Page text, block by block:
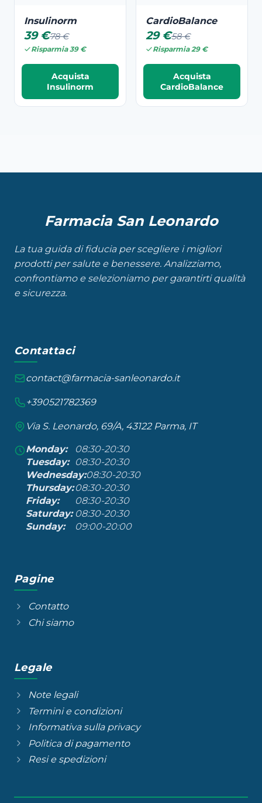
Insulinorm
39 €78 €
Risparmia 39 €
Acquista
Insulinorm
CardioBalance
29 €58 €
Risparmia 29 €
Acquista
CardioBalance
Farmacia San Leonardo
La tua guida di fiducia per scegliere i migliori
prodotti per salute e benessere. Analizziamo,
confrontiamo e selezioniamo per garantirti qualità
e sicurezza.
Contattaci
contact@farmacia-sanleonardo.it
+390521782369
Via S. Leonardo, 69/A, 43122 Parma, IT
Monday:
08:30-20:30
Tuesday:
08:30-20:30
Wednesday:08:30-20:30
Thursday: 08:30-20:30
Friday:
08:30-20:30
Saturday: 08:30-20:30
Sunday:
09:00-20:00
Pagine
Contatto
Chi siamo
Legale
Note legali
Termini e condizioni
Informativa sulla privacy
Politica di pagamento
Resi e spedizioni